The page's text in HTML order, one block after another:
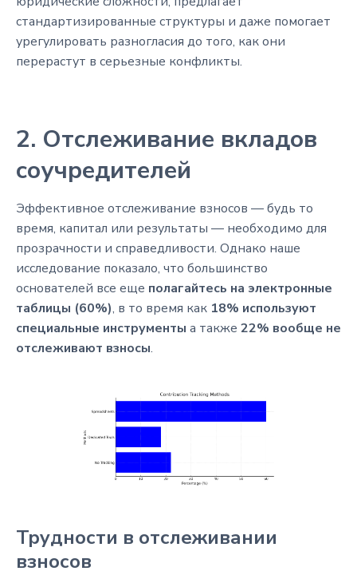
стандартизированные структуры и даже помогает
урегулировать разногласия до того, как они
перерастут в серьезные конфликты.
2. Отслеживание вкладов
соучредителей
Эффективное отслеживание взносов — будь то
время, капитал или результаты — необходимо для
прозрачности и справедливости. Однако наше
исследование показало, что большинство
основателей все еще полагайтесь на электронные
таблицы (60%), в то время как 18% используют
специальные инструменты а также 22% вообще не
отслеживают взносы.
Трудности в отслеживании
взносов